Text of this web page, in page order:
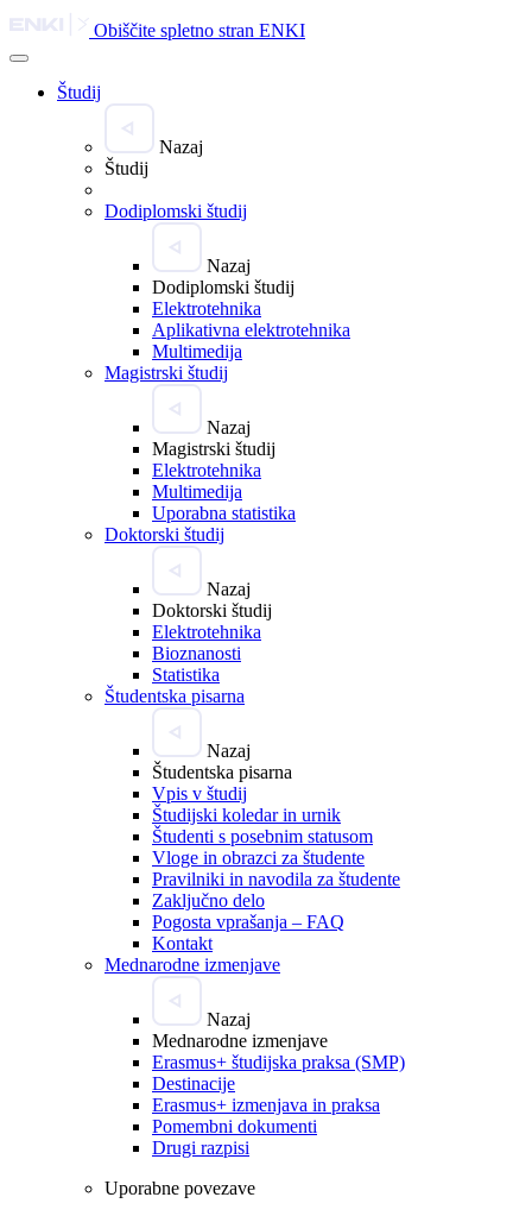
Obiščite spletno stran ENKI
Študij
Nazaj
Študij
Dodiplomski študij
Nazaj
Dodiplomski študij
Elektrotehnika
Aplikativna elektrotehnika
Multimedija
Magistrski študij
Nazaj
Magistrski študij
Elektrotehnika
Multimedija
Uporabna statistika
Doktorski študij
Nazaj
Doktorski študij
Elektrotehnika
Bioznanosti
Statistika
Študentska pisarna
Nazaj
Študentska pisarna
Vpis v študij
Študijski koledar in urnik
Študenti s posebnim statusom
Vloge in obrazci za študente
Pravilniki in navodila za študente
Zaključno delo
Pogosta vprašanja – FAQ
Kontakt
Mednarodne izmenjave
Nazaj
Mednarodne izmenjave
Erasmus+ študijska praksa (SMP)
Destinacije
Erasmus+ izmenjava in praksa
Pomembni dokumenti
Drugi razpisi
Uporabne povezave